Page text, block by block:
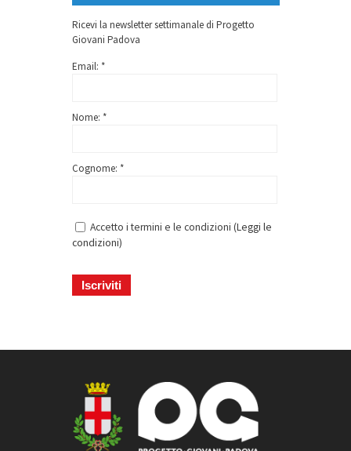
Ricevi la newsletter settimanale di Progetto
Giovani Padova
Email: *
Nome: *
Cognome: *
Accetto i termini e le condizioni (Leggi le
condizioni)